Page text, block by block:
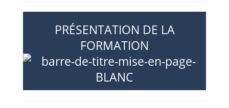
PRÉSENTATION DE LA
FORMATION